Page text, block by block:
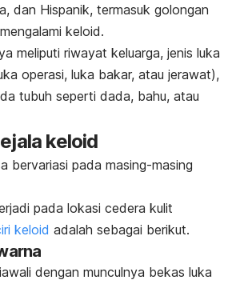
dan Hispanik, termasuk golongan
keloid.
meliputi riwayat keluarga, jenis luka
operasi, luka bakar, atau jerawat),
tubuh seperti dada, bahu, atau
keloid
bervariasi pada masing-masing
pada lokasi cedera kulit
keloid adalah sebagai berikut.
dengan munculnya bekas luka